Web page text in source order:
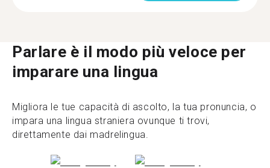
Parlare è il modo più veloce per
imparare una lingua
Migliora le tue capacità di ascolto, la tua pronuncia, o
impara una lingua straniera ovunque ti trovi,
direttamente dai madrelingua.